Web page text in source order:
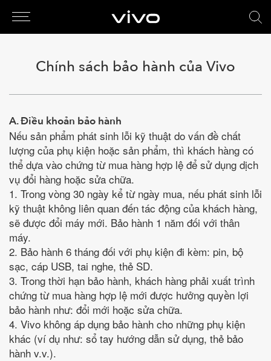
Chính sách bảo hành của Vivo
A. Điều khoản bảo hành
Nếu sản phẩm phát sinh lỗi kỹ thuật do vấn đề chất
lượng của phụ kiện hoặc sản phẩm, thì khách hàng có
thể dựa vào chứng từ mua hàng hợp lệ để sử dụng dịch
vụ đổi hàng hoặc sửa chữa.
1. Trong vòng 30 ngày kể từ ngày mua, nếu phát sinh lỗi
kỹ thuật không liên quan đến tác động của khách hàng,
sẽ được đổi máy mới. Bảo hành 1 năm đối với thân
máy.
2. Bảo hành 6 tháng đối với phụ kiện đi kèm: pin, bộ
sạc, cáp USB, tai nghe, thẻ SD.
3. Trong thời hạn bảo hành, khách hàng phải xuất trình
chứng từ mua hàng hợp lệ mới được hưởng quyền lợi
bảo hành như: đổi mới hoặc sửa chữa.
4. Vivo không áp dụng bảo hành cho những phụ kiện
khác (ví dụ như: sổ tay hướng dẫn sử dụng, thẻ bảo
hành v.v.).